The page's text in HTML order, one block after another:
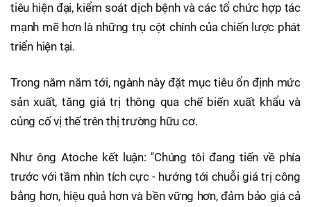
tiêu hiện đại, kiểm soát dịch bệnh và các tổ chức hợp tác
mạnh mẽ hơn là những trụ cột chính của chiến lược phát
triển hiện tại.
Trong năm năm tới, ngành này đặt mục tiêu ổn định mức
sản xuất, tăng giá trị thông qua chế biến xuất khẩu và
củng cố vị thế trên thị trường hữu cơ.
Như ông Atoche kết luận: "Chúng tôi đang tiến về phía
trước với tầm nhìn tích cực - hướng tới chuỗi giá trị công
bằng hơn, hiệu quả hơn và bền vững hơn, đảm bảo giá cả